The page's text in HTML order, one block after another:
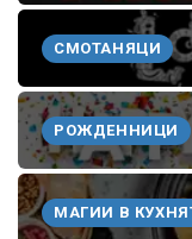
СМОТАНЯЦИ
РОЖДЕННИЦИ
МАГИИ В